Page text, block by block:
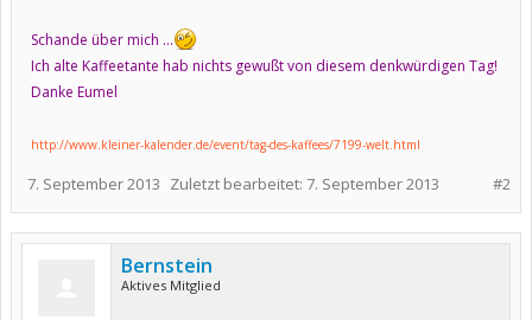
Schande über mich ...
Ich alte Kaffeetante hab nichts gewußt von diesem denkwürdigen Tag!
Danke Eumel
http://www.kleiner-kalender.de/event/tag-des-kaffees/7199-welt.html
#2
7. September 2013 Zuletzt bearbeitet: 7. September 2013
Bernstein
Aktives Mitglied